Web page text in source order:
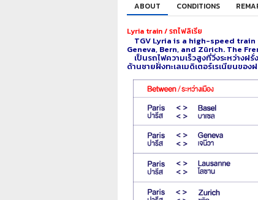
ABOUT CONDITIONS
Lyria train / รถไฟลิเรีย
TGV Lyria is a high-speed
Geneva, Bern, and Zürich. The
เป็นรถไฟความเร็วสูงที่วิ่งระหว่างฝ
ด้านชายฝั่งทะเลเมดิเตอร์เรเนียนขอ